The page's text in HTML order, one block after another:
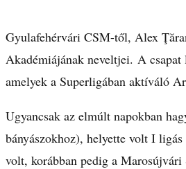
Gyulafehérvári CSM-től, Alex
Akadémiájának neveltjei. A csapat
amelyek a Superligában aktíváló
Ugyancsak az elmúlt napokban
bányászokhoz), helyette volt I
volt, korábban pedig a